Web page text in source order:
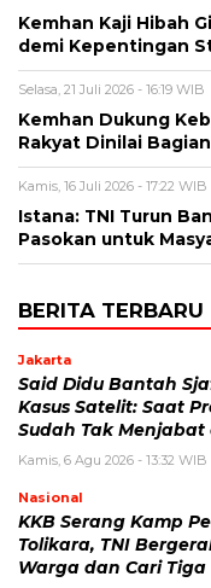
Kemhan Kaji Hibah
demi Kepentingan
Selasa, 21 Juli 2026 - 16:19 WIB
Kemhan Dukung
Rakyat Dinilai
Kamis, 16 Juli 2026 - 17:22 WIB
Istana: TNI Turun
Pasokan untuk
BERITA TERBARU
Jakarta
Said Didu Bantah
Kasus Satelit: Saat
Sudah Tak Menjabat
Kamis, 6 Agu 2026 - 13:32 WIB
Nasional
KKB Serang Kamp
Tolikara, TNI
Warga dan Cari